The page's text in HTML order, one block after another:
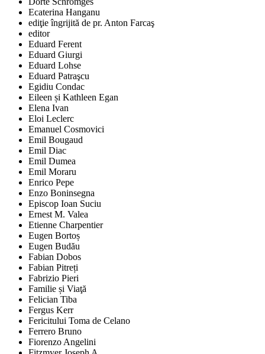
Ecaterina Hanganu
ediţie îngrijită de pr. Anton Farcaş
editor
Eduard Ferent
Eduard Giurgi
Eduard Lohse
Eduard Patraşcu
Egidiu Condac
Eileen și Kathleen Egan
Elena Ivan
Eloi Leclerc
Emanuel Cosmovici
Emil Bougaud
Emil Diac
Emil Dumea
Emil Moraru
Enrico Pepe
Enzo Boninsegna
Episcop Ioan Suciu
Ernest M. Valea
Etienne Charpentier
Eugen Bortoș
Eugen Budău
Fabian Dobos
Fabian Pitreți
Fabrizio Pieri
Familie și Viaţă
Felician Tiba
Fergus Kerr
Fericitului Toma de Celano
Ferrero Bruno
Fiorenzo Angelini